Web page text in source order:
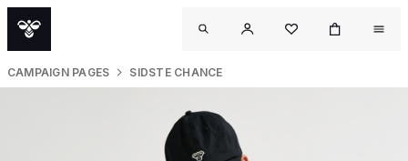
CAMPAIGN PAGES SIDSTE CHANCE